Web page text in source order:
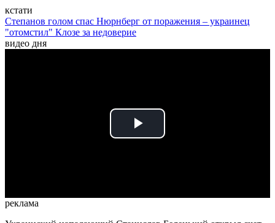
кстати
Степанов голом спас Нюрнберг от поражения – украинец
"отомстил" Клозе за недоверие
видео дня
Play
реклама